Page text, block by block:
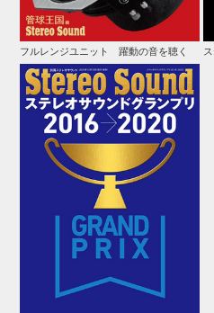
フルレンジユニット 躍動の音を聴く